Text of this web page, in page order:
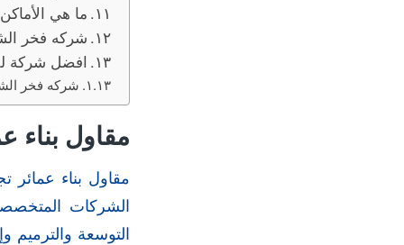
ما هي
شركه فخر
افضل شركة
شركه فخر
مقاول بناء
مقاول بناء عمائر
الشركات
التوسعة والترميم